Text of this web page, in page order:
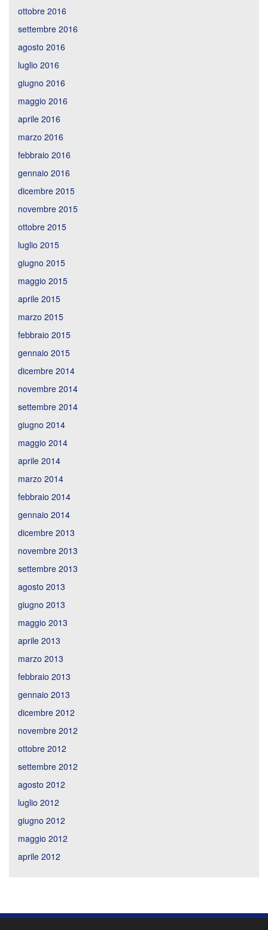
ottobre 2016
settembre 2016
agosto 2016
luglio 2016
giugno 2016
maggio 2016
aprile 2016
marzo 2016
febbraio 2016
gennaio 2016
dicembre 2015
novembre 2015
ottobre 2015
luglio 2015
giugno 2015
maggio 2015
aprile 2015
marzo 2015
febbraio 2015
gennaio 2015
dicembre 2014
novembre 2014
settembre 2014
giugno 2014
maggio 2014
aprile 2014
marzo 2014
febbraio 2014
gennaio 2014
dicembre 2013
novembre 2013
settembre 2013
agosto 2013
giugno 2013
maggio 2013
aprile 2013
marzo 2013
febbraio 2013
gennaio 2013
dicembre 2012
novembre 2012
ottobre 2012
settembre 2012
agosto 2012
luglio 2012
giugno 2012
maggio 2012
aprile 2012